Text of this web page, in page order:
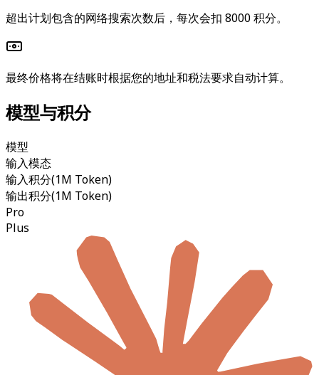
超出计划包含的网络搜索次数后，每次会扣 8000 积分。
最终价格将在结账时根据您的地址和税法要求自动计算。
模型与积分
模型
输入模态
输入积分(1M Token)
输出积分(1M Token)
Pro
Plus